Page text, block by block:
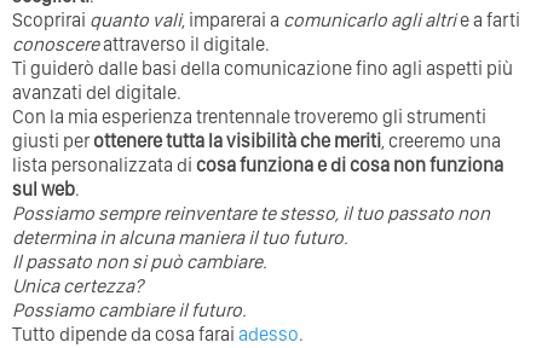
Scoprirai quanto vali, imparerai a comunicarlo agli altrie a farti
conoscereattraverso il digitale.
Ti guiderò dalle basi della comunicazione fino agli aspetti più
avanzati del digitale.
Con la mia esperienza trentennale troveremo gli strumenti
giusti perottenere tutta la visibilità che meriti, creeremo una
lista personalizzata di cosa funziona e di cosa non funziona
sul web.
Possiamo sempre reinventare te stesso, il tuo passato non
determina in alcuna maniera il tuo futuro. ⁣
⁣Il passato non si può cambiare.
Unica certezza?
Possiamo cambiare il futuro.
Tutto dipende da cosa farai adesso.